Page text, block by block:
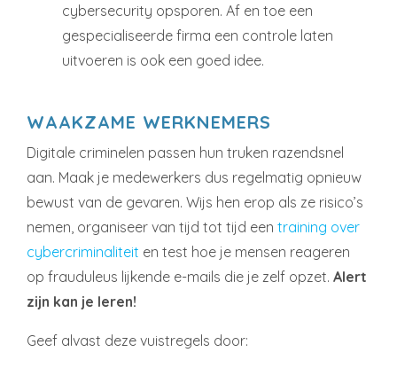
cybersecurity opsporen. Af en toe een
gespecialiseerde firma een controle laten
uitvoeren is ook een goed idee.
WAAKZAME WERKNEMERS
Digitale criminelen passen hun truken razendsnel
aan. Maak je medewerkers dus regelmatig opnieuw
bewust van de gevaren. Wijs hen erop als ze risico’s
nemen, organiseer van tijd tot tijd een training over
cybercriminaliteit en test hoe je mensen reageren
op frauduleus lijkende e-mails die je zelf opzet. Alert
zijn kan je leren!
Geef alvast deze vuistregels door: